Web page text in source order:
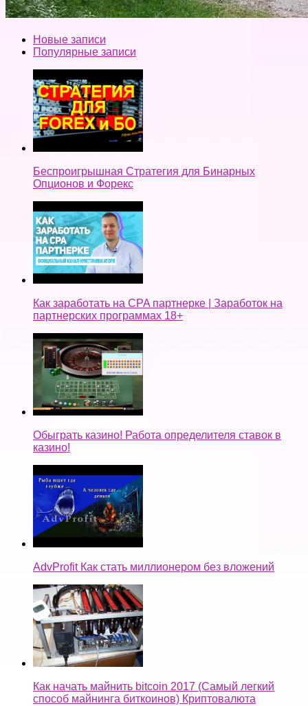
Новые записи
Популярные записи
Беспроигрышная Стратегия для Бинарных
Опционов и Форекс
Как заработать на CPA партнерке | Заработок на
партнерских программах 18+
Обыграть казино! Работа определителя ставок в
казино!
AdvProfit Как стать миллионером без вложений
Как начать майнить bitcoin 2017 (Самый легкий
способ майнинга биткоинов) Криптовалюта